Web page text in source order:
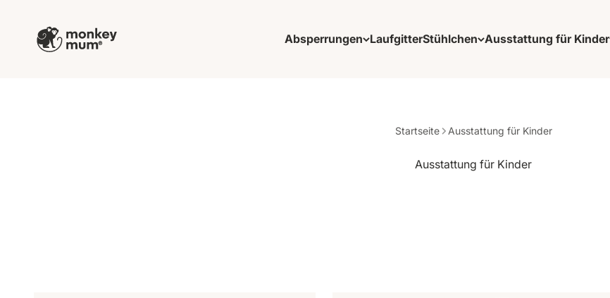
Absperrungen LaufgitterStühlchen Ausstattung für Kinder
Monkey Mum
Startseite Ausstattung für Kinder